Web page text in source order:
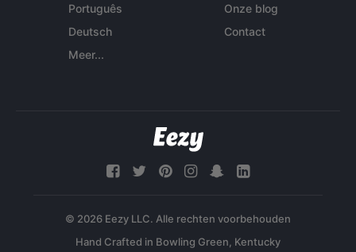
Português
Deutsch
Meer...
Onze blog
Contact
© 2026 Eezy LLC. Alle rechten voorbehouden